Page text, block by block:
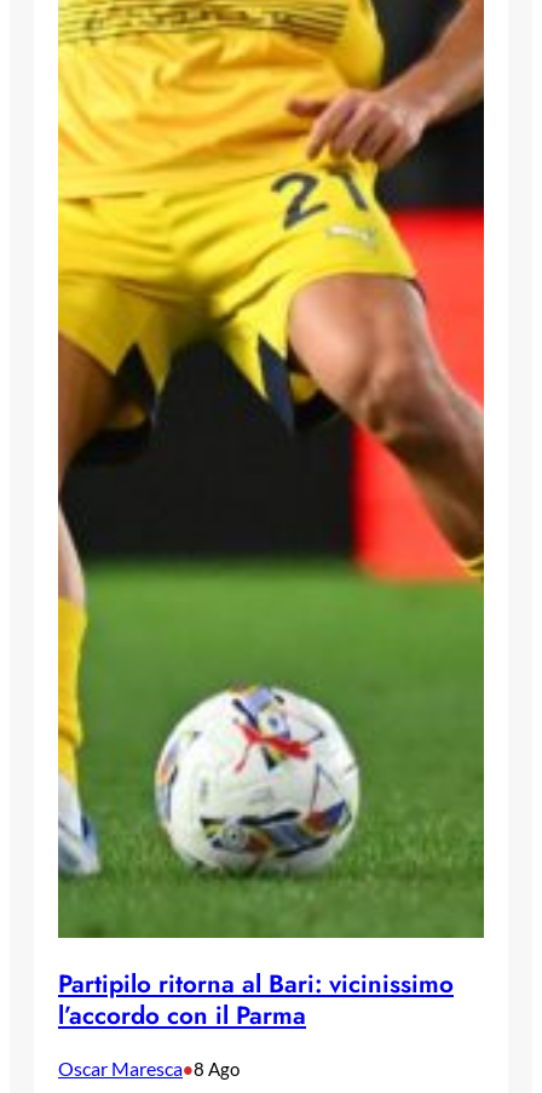
Partipilo ritorna al Bari: vicinissimo
l’accordo con il Parma
Oscar Maresca•8 Ago